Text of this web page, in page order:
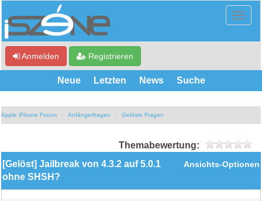
Anmelden Registrieren
Neue Letzten News Suche
Apple iPhone Forum Anfängerfragen Gelöste Fragen
Themabewertung:
Ansichts-Optionen
[Gelöst] Jailbreak von 4.3.2 auf 5.0.1
ohne SHSH?